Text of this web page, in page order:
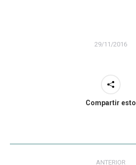
29/11/2016
Compartir esto
ANTERIOR